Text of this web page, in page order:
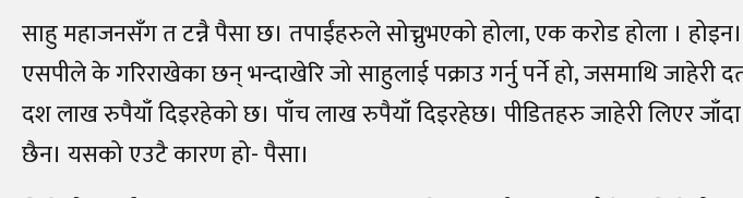
साहु महाजनसँग त टन्नै पैसा छ। तपाईंहरुले सोच्नुभएको होला, एक करोड होला ।
एसपीले के गरिराखेका छन् भन्दाखेरि जो साहुलाई पक्राउ गर्नु पर्ने हो, जसमाथि जाहेरी
दश लाख रुपैयाँ दिइरहेको छ। पाँच लाख रुपैयाँ दिइरहेछ। पीडितहरु जाहेरी लिएर जाँदा
छैन। यसको एउटै कारण हो- पैसा।